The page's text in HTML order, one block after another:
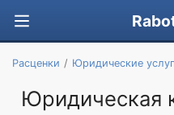
Расценки Юридические
Юридическая